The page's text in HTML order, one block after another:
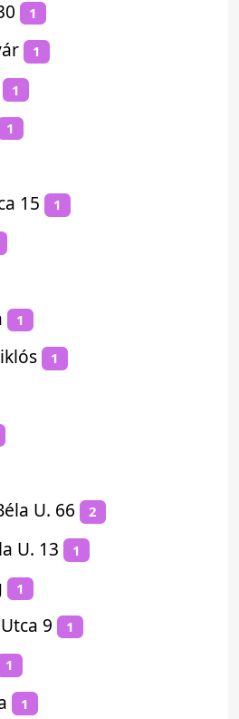
1
1
1
1
15 1
1
1
U. 66 2
U. 13 1
1
9 1
1
1